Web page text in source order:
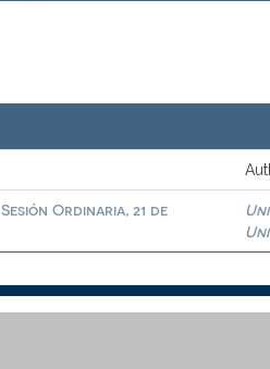
Ordinaria, 21 de